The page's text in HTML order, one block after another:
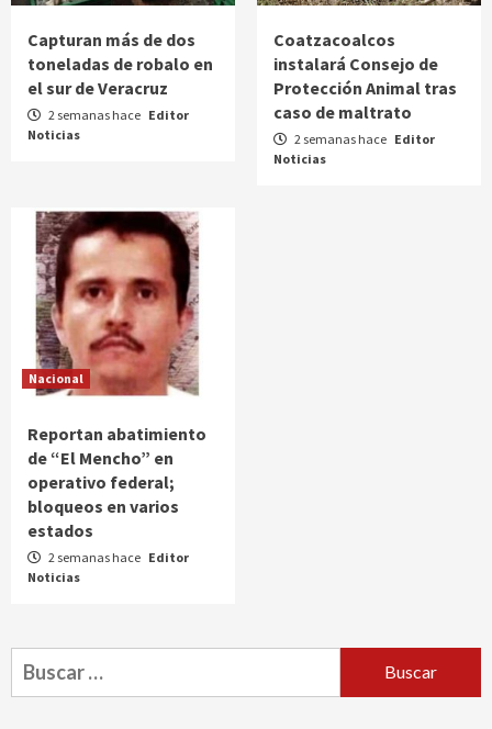
Capturan más de dos
toneladas de robalo en
el sur de Veracruz
2 semanas hace Editor
Noticias
Coatzacoalcos
instalará Consejo de
Protección Animal tras
caso de maltrato
2 semanas hace Editor
Noticias
Nacional
Reportan abatimiento
de “El Mencho” en
operativo federal;
bloqueos en varios
estados
2 semanas hace Editor
Noticias
Buscar: